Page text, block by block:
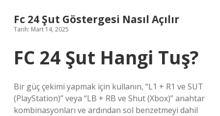
Fc 24 Şut Göstergesi Nasıl Açılır
Tarih: Mart 14, 2025
FC 24 Şut Hangi Tuş?
Bir güç çekimi yapmak için kullanın, “L1 + R1 ve SUT
(PlayStation)” veya “LB + RB ve Shut (Xbox)” anahtar
kombinasyonları ve ardından sol benzetmeyi dahil